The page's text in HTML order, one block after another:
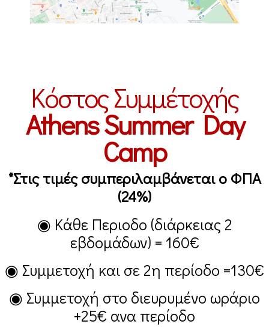
Κόστος Συμμέτοχής
Athens Summer Day
Camp
*Στις τιμές συμπεριλαμβάνεται ο ΦΠΑ
(24%)
◉ Κάθε Περιοδο (διάρκειας 2
εβδομάδων) = 160€
◉ Συμμετοχή και σε 2η περίοδο =130€
◉ Συμμετοχή στο διευρυμένο ωράριο
+25€ ανα περίοδο